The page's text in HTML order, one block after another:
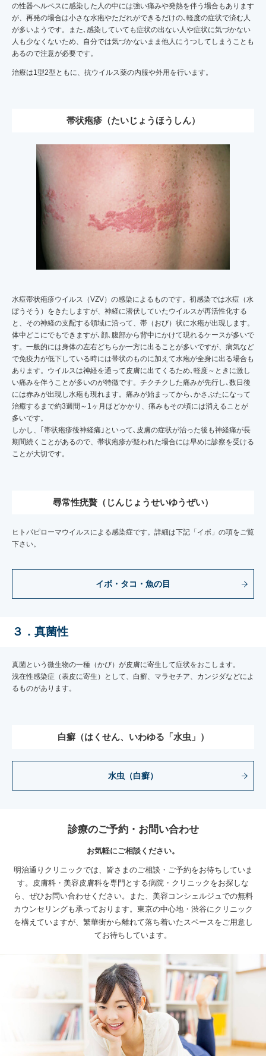
の性器ヘルペスに感染した人の中には強い痛みや発熱を伴う場合もあります
が、再発の場合は小さな水疱やただれができるだけの､軽度の症状で済む人
が多いようです。また､感染していても症状の出ない人や症状に気づかない
人も少なくないため、自分では気づかないまま他人にうつしてしまうことも
あるので注意が必要です。
治療は1型2型ともに、抗ウイルス薬の内服や外用を行います。
帯状疱疹（たいじょうほうしん）
水痘帯状疱疹ウイルス（VZV）の感染によるものです。初感染では水痘（水
ぼうそう）をきたしますが、神経に潜伏していたウイルスが再活性化する
と、その神経の支配する領域に沿って、帯（おび）状に水疱が出現します。
体中どこにでもできますが､顔､腹部から背中にかけて現れるケースが多いで
す。一般的には身体の左右どちらか一方に出ることが多いですが、病気など
で免疫力が低下している時には帯状のものに加えて水疱が全身に出る場合も
あります。ウイルスは神経を通って皮膚に出てくるため､軽度～ときに激し
い痛みを伴うことが多いのが特徴です。チクチクした痛みが先行し､数日後
には赤みが出現し水疱も現れます。痛みが始まってから､かさぶたになって
治癒するまで約3週間～1ヶ月ほどかかり、痛みもその頃には消えることが
多いです。
しかし、｢帯状疱疹後神経痛｣といって､皮膚の症状が治った後も神経痛が長
期間続くことがあるので、帯状疱疹が疑われた場合には早めに診察を受ける
ことが大切です。
尋常性疣贅（じんじょうせいゆうぜい）
ヒトパピローマウイルスによる感染症です。詳細は下記「イボ」の項をご覧
下さい。
イボ・タコ・魚の目
３．真菌性
真菌という微生物の一種（かび）が皮膚に寄生して症状をおこします。
浅在性感染症（表皮に寄生）として、白癬、マラセチア、カンジダなどによ
るものがあります。
白癬（はくせん、いわゆる「水虫」）
水虫（白癬）
診療のご予約・お問い合わせ
お気軽にご相談ください。
明治通りクリニックでは、皆さまのご相談・ご予約をお待ちしていま
す。皮膚科・美容皮膚科を専門とする病院・クリニックをお探しな
ら、ぜひお問い合わせください。
また、美容コンシェルジュでの無料
カウンセリングも承っております。 東京の中心地・渋谷にクリニック
を構えていますが、繁華街から離れて落ち着いたスペースをご用意し
てお待ちしています。